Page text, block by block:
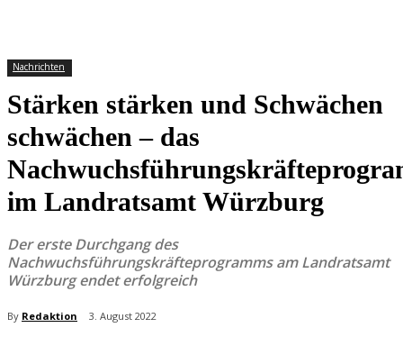
Nachrichten
Stärken stärken und Schwächen
schwächen – das
im Landratsamt Würzburg
Der erste Durchgang des
Nachwuchsführungskräfteprogramms am Landratsamt
Würzburg endet erfolgreich
By Redaktion 3. August 2022